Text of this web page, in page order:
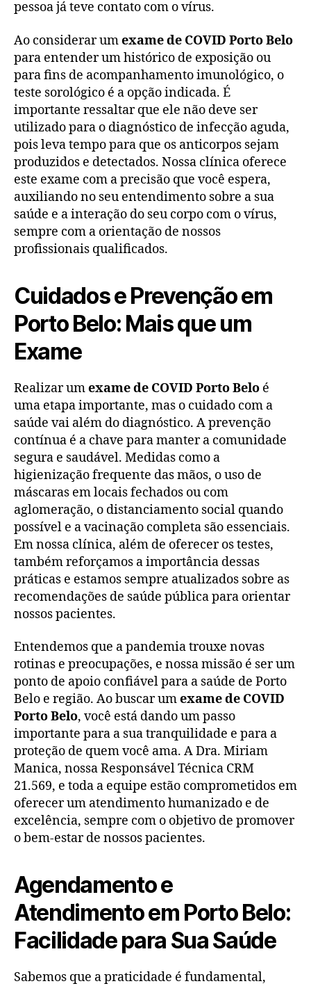
pessoa já teve contato com o vírus.
Ao considerar umexame de COVID Porto Belo
para entender um histórico de exposição ou
para fins de acompanhamento imunológico, o
teste sorológico é a opção indicada. É
importante ressaltar que ele não deve ser
utilizado para o diagnóstico de infecção aguda,
pois leva tempo para que os anticorpos sejam
produzidos e detectados. Nossa clínica oferece
este exame com a precisão que você espera,
auxiliando no seu entendimento sobre a sua
saúde e a interação do seu corpo com o vírus,
sempre com a orientação de nossos
profissionais qualificados.
Cuidados e Prevenção em
Porto Belo: Mais que um
Exame
Realizar umexame de COVID Porto Belo é
uma etapa importante, mas o cuidado com a
saúde vai além do diagnóstico. A prevenção
contínua é a chave para manter a comunidade
segura e saudável. Medidas como a
higienização frequente das mãos, o uso de
máscaras em locais fechados ou com
aglomeração, o distanciamento social quando
possível e a vacinação completa são essenciais.
Em nossa clínica, além de oferecer os testes,
também reforçamos a importância dessas
práticas e estamos sempre atualizados sobre as
recomendações de saúde pública para orientar
nossos pacientes.
Entendemos que a pandemia trouxe novas
rotinas e preocupações, e nossa missão é ser um
ponto de apoio confiável para a saúde de Porto
Belo e região. Ao buscar umexame de COVID
Porto Belo, você está dando um passo
importante para a sua tranquilidade e para a
proteção de quem você ama. A Dra. Miriam
Manica, nossa Responsável Técnica CRM
21.569, e toda a equipe estão comprometidos em
oferecer um atendimento humanizado e de
excelência, sempre com o objetivo de promover
o bem-estar de nossos pacientes.
Agendamento e
Atendimento em Porto Belo:
Facilidade para Sua Saúde
Sabemos que a praticidade é fundamental,